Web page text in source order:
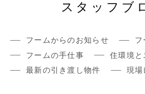
スタッフブ
フームからのお知らせ
フ
フームの手仕事
住環境と
最新の引き渡し物件
現